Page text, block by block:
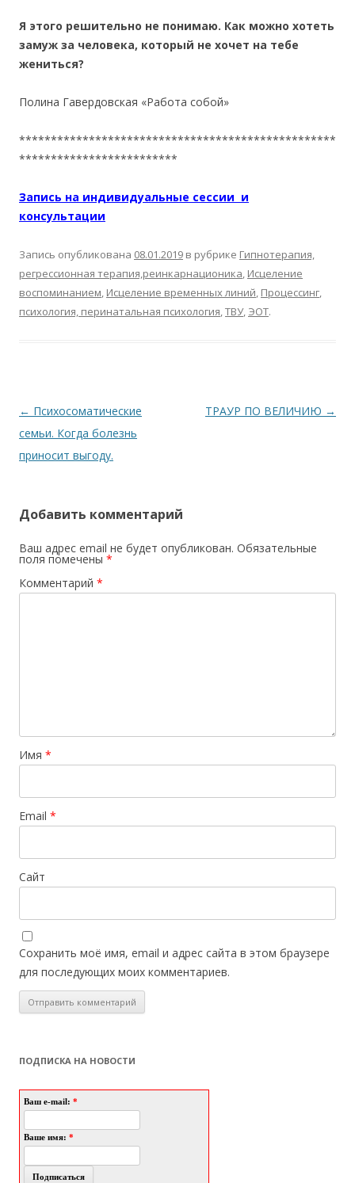
Я этого решительно не понимаю. Как можно хотеть
замуж за человека, который не хочет на тебе
жениться?
Полина Гавердовская «Работа собой»
**************************************************
*************************
Запись на индивидуальные сессии и
консультации
Запись опубликована 08.01.2019 в рубрике Гипнотерапия,
регрессионная терапия,реинкарнационика, Исцеление
воспоминанием, Исцеление временных линий, Процессинг,
психология, перинатальная психология,ТВУ, ЭОТ.
Навигация по записям
← Психосоматические
семьи. Когда болезнь
приносит выгоду.
ТРАУР ПО ВЕЛИЧИЮ →
Добавить комментарий
Ваш адрес email не будет опубликован. Обязательные
поля помечены *
Комментарий *
Имя *
Email *
Сайт
Сохранить моё имя, email и адрес сайта в этом браузере
для последующих моих комментариев.
ПОДПИСКА НА НОВОСТИ
Ваш e-mail: *
Ваше имя: *